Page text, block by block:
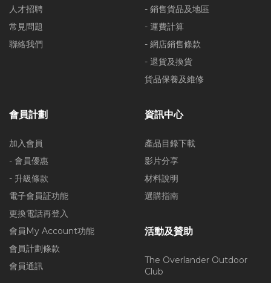
人才招聘
常見問題
聯絡我們
- 銷售貨品及地區
- 運費計算
- 網店銷售條款
- 退貨及換貨
貨品保養及維修
會員計劃
加入會員
- 會員優惠
- 升級條款
電子會員証功能
更換電話再登入
會員My Account功能
會員計劃條款
會員通訊
資訊中心
產品目錄下載
影片分享
材料說明
選購指南
活動及贊助
The Overlander Outdoor
Club